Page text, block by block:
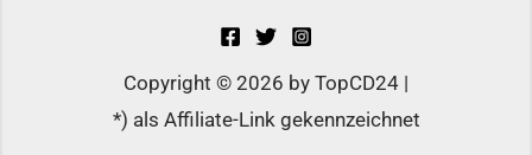
Copyright © 2026 by TopCD24 |
*) als Affiliate-Link gekennzeichnet